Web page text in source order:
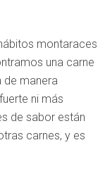
montaraces
una carne
de manera
ni más
de sabor están
carnes, y es